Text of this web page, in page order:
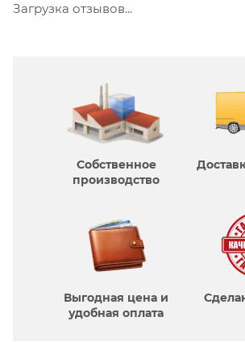
Загрузка отзывов...
Собственное
производcтво
Выгодная цена и
удобная оплата